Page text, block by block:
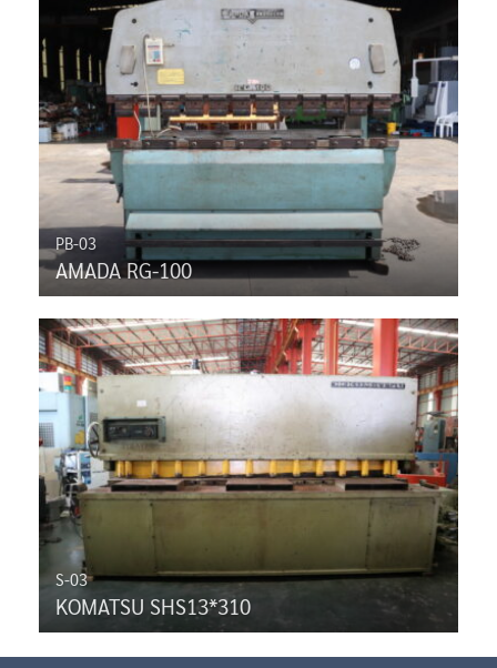
PB-03
AMADA RG-100
S-03
KOMATSU SHS13*310